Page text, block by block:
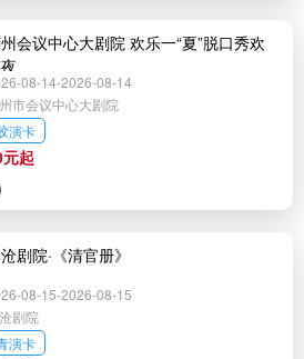
会议中心大剧院 欢乐一“夏”脱口秀欢
08-14-2026-08-14
市会议中心大剧院
演卡
起
剧院·《清官册》
08-15-2026-08-15
剧院
演卡